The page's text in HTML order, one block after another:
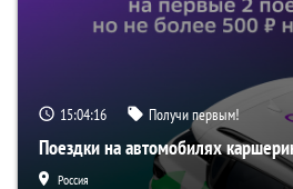
15:04:15 Получи первым!
Поездки на автомобилях
Россия